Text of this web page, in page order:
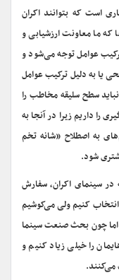
است که بتوانند اکران
که ما معاونت ارزشیابی و
عوامل توجه می‌شود و
یا به دلیل ترکیب عوامل
سطح سلیقه مخاطب را
را داریم زیرا در آنجا به
به اصطلاح «شانه تخم
شود.
سینمای اکران، سفارش
انتخاب کنیم ولی می‌کوشیم
اما چون بحث صنعت سینما
را خیلی زیاد کنیم و
می‌کنند.